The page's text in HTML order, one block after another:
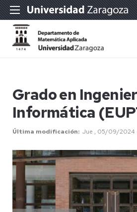
Grado en
Informática
Última modificación Jue , 05/09/2024